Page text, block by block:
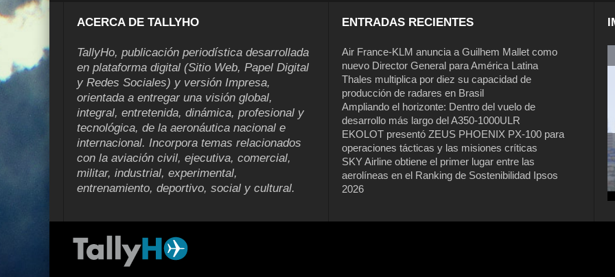
ACERCA DE TALLYHO
TallyHo, publicación periodística desarrollada
en plataforma digital (Sitio Web, Papel Digital
y Redes Sociales) y versión Impresa,
orientada a entregar una visión global,
integral, entretenida, dinámica, profesional y
tecnológica, de la aeronáutica nacional e
internacional. Incorpora temas relacionados
con la aviación civil, ejecutiva, comercial,
militar, industrial, experimental,
entrenamiento, deportivo, social y cultural.
ENTRADAS RECIENTES
Air France-KLM anuncia a Guilhem Mallet como
nuevo Director General para América Latina
Thales multiplica por diez su capacidad de
producción de radares en Brasil
Ampliando el horizonte: Dentro del vuelo de
desarrollo más largo del A350-1000ULR
EKOLOT presentó ZEUS PHOENIX PX-100 para
operaciones tácticas y las misiones críticas
SKY Airline obtiene el primer lugar entre las
aerolíneas en el Ranking de Sostenibilidad Ipsos
2026
Air France-KLM anuncia a Guilhem
Mallet como nuevo Director General
para América Latina